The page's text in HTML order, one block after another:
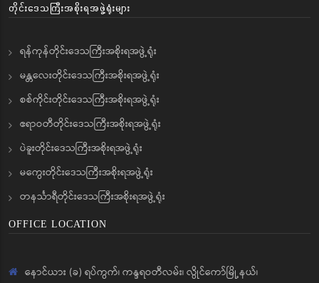
တိုင်းဒေသကြီးအစိုးရအဖွဲ့ရုံးများ
ရန်ကုန်တိုင်းဒေသကြီးအစိုးရအဖွဲ့ရုံး
မန္တလေးတိုင်းဒေသကြီးအစိုးရအဖွဲ့ရုံး
စစ်ကိုင်းတိုင်းဒေသကြီးအစိုးရအဖွဲ့ရုံး
ဧရာဝတီတိုင်းဒေသကြီးအစိုးရအဖွဲ့ရုံး
ပဲခူးတိုင်းဒေသကြီးအစိုးရအဖွဲ့ရုံး
မကွေးတိုင်းဒေသကြီးအစိုးရအဖွဲ့ရုံး
တနင်္သာရီတိုင်းဒေသကြီးအစိုးရအဖွဲ့ရုံး
OFFICE LOCATION
နောင်ယား (ခ) ရပ်ကွက်၊ ကန္ဒရဝတီလမ်း၊ လွိုင်ကော်မြို့နယ်၊